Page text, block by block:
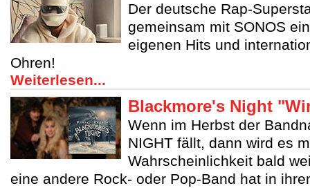
Der deutsche Rap-
gemeinsam mit SONOS
eigenen Hits und
Ohren!
Weiterlesen...
Blackmore's Night
Wenn im Herbst der
NIGHT fällt, dann wird es
Wahrscheinlichkeit bald
eine andere Rock- oder Pop-Band hat in